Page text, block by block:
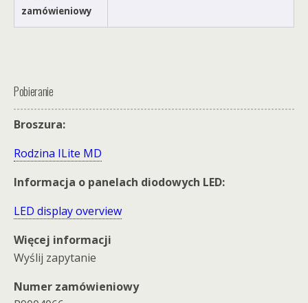
zamówieniowy
Pobieranie
Broszura:
Rodzina ILite MD
Informacja o panelach diodowych LED:
LED display overview
Więcej informacji
Wyślij zapytanie
Numer zamówieniowy